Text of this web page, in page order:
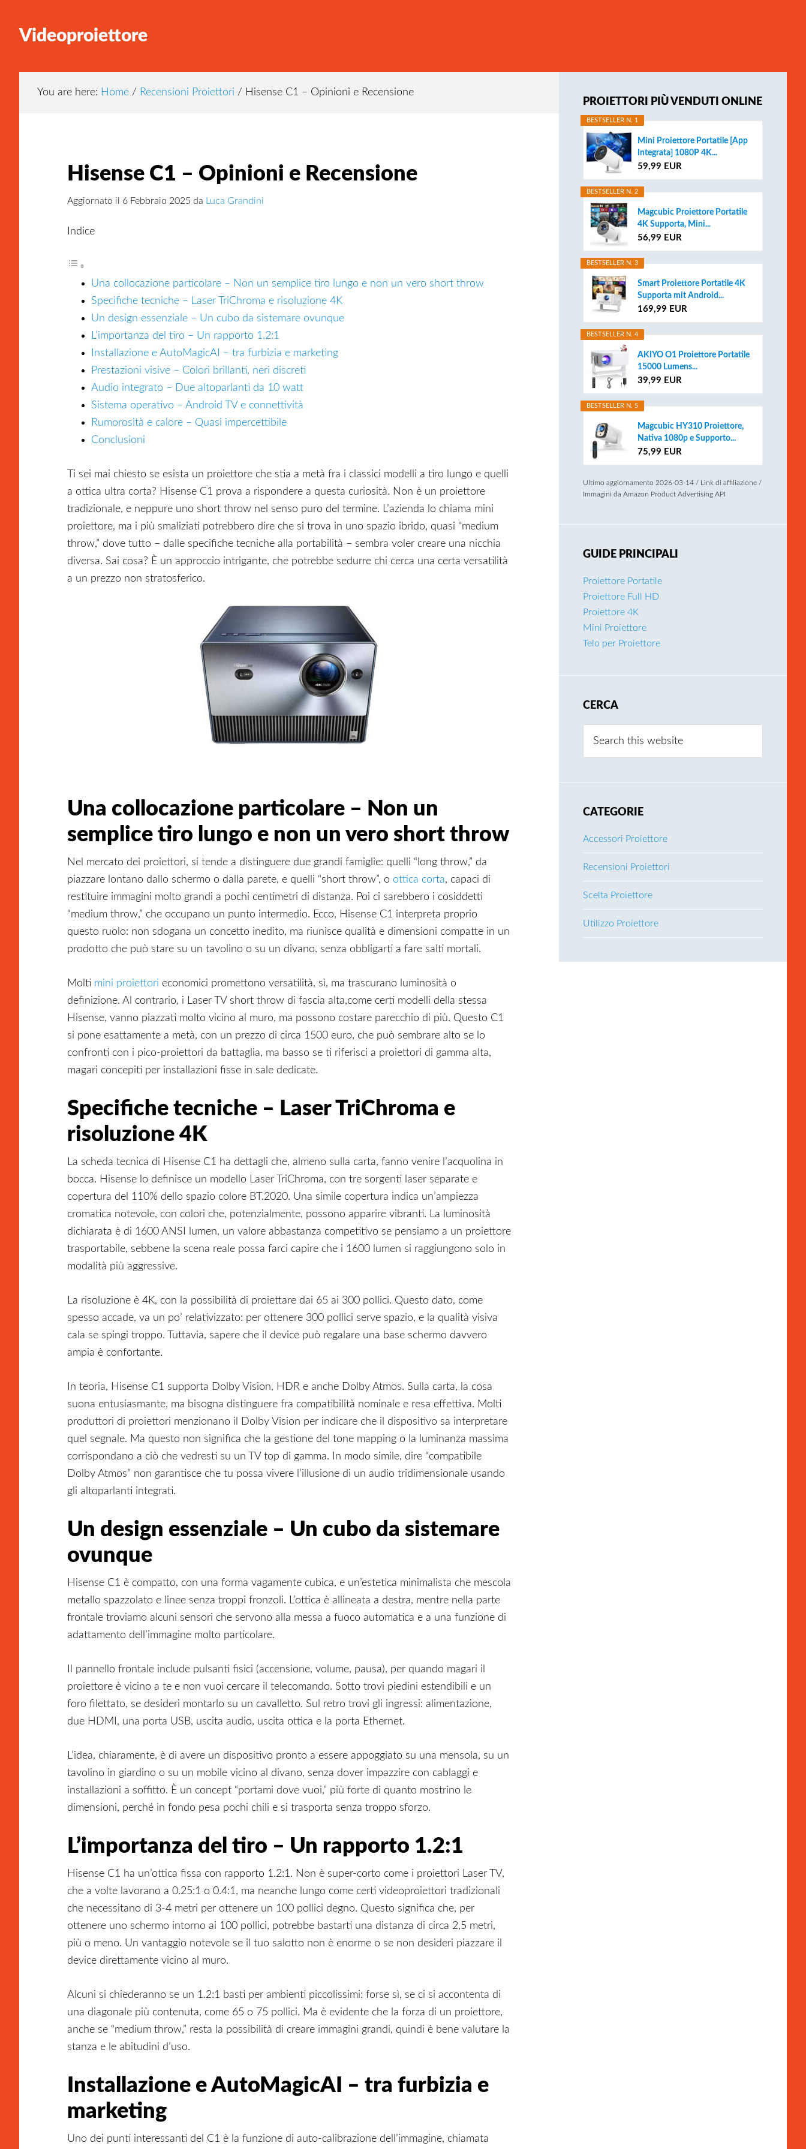
primary
footerVideoproiettore
You are here: Home / Recensioni Proiettori / Hisense C1 – Opinioni e Recensione
Hisense C1 – Opinioni e Recensione
Aggiornato il 6 Febbraio 2025 da Luca Grandini
Indice
Una collocazione particolare – Non un semplice tiro lungo e non un vero short throw
Specifiche tecniche – Laser TriChroma e risoluzione 4K
Un design essenziale – Un cubo da sistemare ovunque
L’importanza del tiro – Un rapporto 1.2:1
Installazione e AutoMagicAI – tra furbizia e marketing
Prestazioni visive – Colori brillanti, neri discreti
Audio integrato – Due altoparlanti da 10 watt
Sistema operativo – Android TV e connettività
Rumorosità e calore – Quasi impercettibile
Conclusioni
Ti sei mai chiesto se esista un proiettore che stia a metà fra i classici modelli a tiro lungo e quelli
a ottica ultra corta? Hisense C1 prova a rispondere a questa curiosità. Non è un proiettore
tradizionale, e neppure uno short throw nel senso puro del termine. L’azienda lo chiama mini
proiettore, ma i più smaliziati potrebbero dire che si trova in uno spazio ibrido, quasi “medium
throw,” dove tutto – dalle specifiche tecniche alla portabilità – sembra voler creare una nicchia
diversa. Sai cosa? È un approccio intrigante, che potrebbe sedurre chi cerca una certa versatilità
a un prezzo non stratosferico.
Una collocazione particolare – Non un
semplice tiro lungo e non un vero short throw
Nel mercato dei proiettori, si tende a distinguere due grandi famiglie: quelli “long throw,” da
piazzare lontano dallo schermo o dalla parete, e quelli “short throw”, o ottica corta, capaci di
restituire immagini molto grandi a pochi centimetri di distanza. Poi ci sarebbero i cosiddetti
“medium throw,” che occupano un punto intermedio. Ecco, Hisense C1 interpreta proprio
questo ruolo: non sdogana un concetto inedito, ma riunisce qualità e dimensioni compatte in un
prodotto che può stare su un tavolino o su un divano, senza obbligarti a fare salti mortali.
Molti mini proiettori economici promettono versatilità, sì, ma trascurano luminosità o
definizione. Al contrario, i Laser TV short throw di fascia alta,come certi modelli della stessa
Hisense, vanno piazzati molto vicino al muro, ma possono costare parecchio di più. Questo C1
si pone esattamente a metà, con un prezzo di circa 1500 euro, che può sembrare alto se lo
confronti con i pico-proiettori da battaglia, ma basso se ti riferisci a proiettori di gamma alta,
magari concepiti per installazioni fisse in sale dedicate.
Specifiche tecniche – Laser TriChroma e
risoluzione 4K
La scheda tecnica di Hisense C1 ha dettagli che, almeno sulla carta, fanno venire l’acquolina in
bocca. Hisense lo definisce un modello Laser TriChroma, con tre sorgenti laser separate e
copertura del 110% dello spazio colore BT.2020. Una simile copertura indica un’ampiezza
cromatica notevole, con colori che, potenzialmente, possono apparire vibranti. La luminosità
dichiarata è di 1600 ANSI lumen, un valore abbastanza competitivo se pensiamo a un proiettore
trasportabile, sebbene la scena reale possa farci capire che i 1600 lumen si raggiungono solo in
modalità più aggressive.
La risoluzione è 4K, con la possibilità di proiettare dai 65 ai 300 pollici. Questo dato, come
spesso accade, va un po’ relativizzato: per ottenere 300 pollici serve spazio, e la qualità visiva
cala se spingi troppo. Tuttavia, sapere che il device può regalare una base schermo davvero
ampia è confortante.
In teoria, Hisense C1 supporta Dolby Vision, HDR e anche Dolby Atmos. Sulla carta, la cosa
suona entusiasmante, ma bisogna distinguere fra compatibilità nominale e resa effettiva. Molti
produttori di proiettori menzionano il Dolby Vision per indicare che il dispositivo sa interpretare
quel segnale. Ma questo non significa che la gestione del tone mapping o la luminanza massima
corrispondano a ciò che vedresti su un TV top di gamma. In modo simile, dire “compatibile
Dolby Atmos” non garantisce che tu possa vivere l’illusione di un audio tridimensionale usando
gli altoparlanti integrati.
Un design essenziale – Un cubo da sistemare
ovunque
Hisense C1 è compatto, con una forma vagamente cubica, e un’estetica minimalista che mescola
metallo spazzolato e linee senza troppi fronzoli. L’ottica è allineata a destra, mentre nella parte
frontale troviamo alcuni sensori che servono alla messa a fuoco automatica e a una funzione di
adattamento dell’immagine molto particolare.
Il pannello frontale include pulsanti fisici (accensione, volume, pausa), per quando magari il
proiettore è vicino a te e non vuoi cercare il telecomando. Sotto trovi piedini estendibili e un
foro filettato, se desideri montarlo su un cavalletto. Sul retro trovi gli ingressi: alimentazione,
due HDMI, una porta USB, uscita audio, uscita ottica e la porta Ethernet.
L’idea, chiaramente, è di avere un dispositivo pronto a essere appoggiato su una mensola, su un
tavolino in giardino o su un mobile vicino al divano, senza dover impazzire con cablaggi e
installazioni a soffitto. È un concept “portami dove vuoi,” più forte di quanto mostrino le
dimensioni, perché in fondo pesa pochi chili e si trasporta senza troppo sforzo.
L’importanza del tiro – Un rapporto 1.2:1
Hisense C1 ha un’ottica fissa con rapporto 1.2:1. Non è super-corto come i proiettori Laser TV,
che a volte lavorano a 0.25:1 o 0.4:1, ma neanche lungo come certi videoproiettori tradizionali
che necessitano di 3-4 metri per ottenere un 100 pollici degno. Questo significa che, per
ottenere uno schermo intorno ai 100 pollici, potrebbe bastarti una distanza di circa 2,5 metri,
più o meno. Un vantaggio notevole se il tuo salotto non è enorme o se non desideri piazzare il
device direttamente vicino al muro.
Alcuni si chiederanno se un 1.2:1 basti per ambienti piccolissimi: forse sì, se ci si accontenta di
una diagonale più contenuta, come 65 o 75 pollici. Ma è evidente che la forza di un proiettore,
anche se “medium throw,” resta la possibilità di creare immagini grandi, quindi è bene valutare la
stanza e le abitudini d’uso.
Installazione e AutoMagicAI – tra furbizia e
marketing
Uno dei punti interessanti del C1 è la funzione di auto-calibrazione dell’immagine, chiamata
Sidebar
PROIETTORI PIÙ VENDUTI ONLINE
BESTSELLER N. 1
Mini Proiettore Portatile [App
Integrata] 1080P 4K...
59,99 EUR
BESTSELLER N. 2
Magcubic Proiettore Portatile
4K Supporta, Mini...
56,99 EUR
BESTSELLER N. 3
Smart Proiettore Portatile 4K
Supporta mit Android...
169,99 EUR
BESTSELLER N. 4
AKIYO O1 Proiettore Portatile
15000 Lumens...
39,99 EUR
BESTSELLER N. 5
Magcubic HY310 Proiettore,
Nativa 1080p e Supporto...
75,99 EUR
Ultimo aggiornamento 2026-03-14 / Link di affiliazione /
Immagini da Amazon Product Advertising API
GUIDE PRINCIPALI
Proiettore Portatile
Proiettore Full HD
Proiettore 4K
Mini Proiettore
Telo per Proiettore
CERCA
this
CATEGORIE
Accessori Proiettore
Recensioni Proiettori
Scelta Proiettore
Utilizzo Proiettore